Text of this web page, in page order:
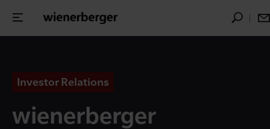
Investor Relations
wienerberger